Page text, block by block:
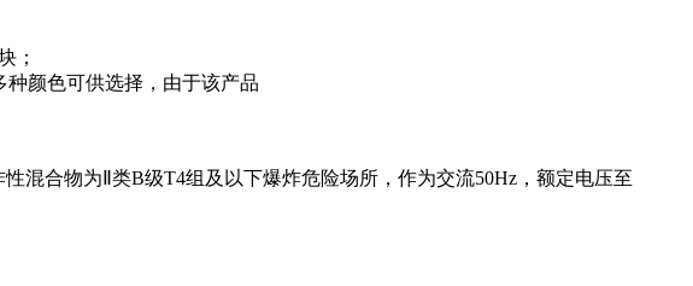
；
颜色可供选择，由于该产品
混合物为Ⅱ类B级T4组及以下爆炸危险场所，作为交流50Hz，额定电压至